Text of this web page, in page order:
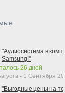
"Аудиосистема в
Samsung!"
26 дней
- 1 Сентября
"Выгодные цены на